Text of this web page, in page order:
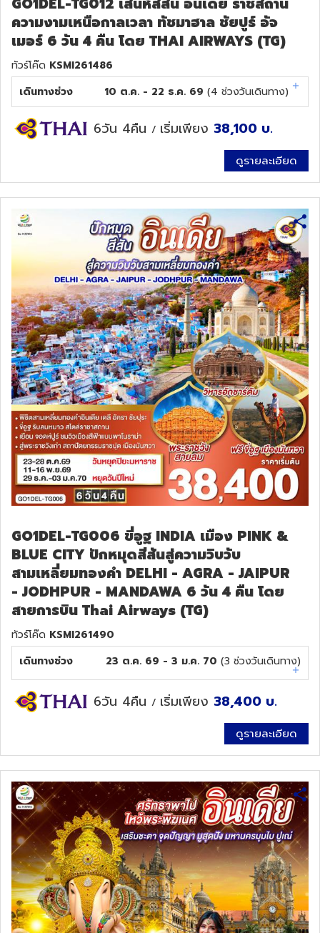
ความงามเหนือกาลเวลา ทัชมาฮาล ชัยปูร์ อัจ
เมอร์ 6 วัน 4 คืน โดย THAI AIRWAYS (TG)
ทัวร์โค๊ด KSMI261486
เดินทางช่วง
10 ต.ค. - 22 ธ.ค. 69 (4 ช่วงวันเดินทาง)
6วัน 4คืน / เริ่มเพียง 38,100 บ.
ดูรายละเอียด
GO1DEL-TG006 ขี่อูฐ INDIA เมือง PINK &
BLUE CITY ปักหมุดสีสันสู่ความวิบวับ
สามเหลี่ยมทองคำ DELHI - AGRA - JAIPUR
- JODHPUR - MANDAWA 6 วัน 4 คืน โดย
สายการบิน Thai Airways (TG)
ทัวร์โค๊ด KSMI261490
เดินทางช่วง
23 ต.ค. 69 - 3 ม.ค. 70 (3 ช่วงวันเดินทาง)
6วัน 4คืน / เริ่มเพียง 38,400 บ.
ดูรายละเอียด